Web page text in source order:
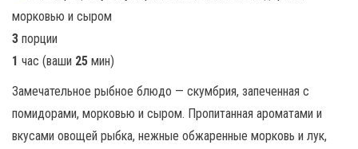
3 порции
1 час (ваши 25 мин)
Замечательное рыбное блюдо — скумбрия, запеченная с
помидорами, морковью и сыром. Пропитанная ароматами и
вкусами овощей рыбка, нежные обжаренные морковь и лук,